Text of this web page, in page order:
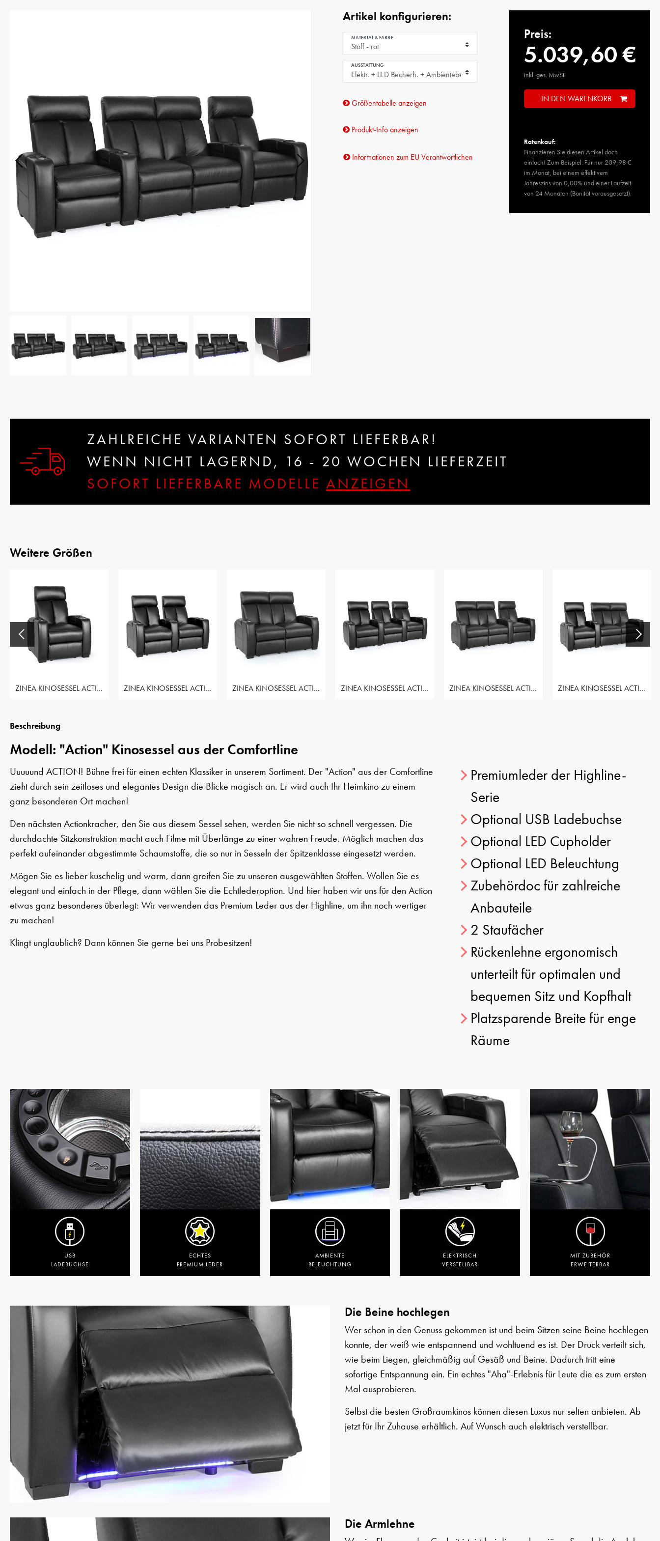
Artikel konfigurieren:
MATERIAL & FARBE
AUSSTATTUNG
Größentabelle anzeigen
Produkt-Info anzeigen
Informationen zum EU Verantwortlichen
Preis:
5.039,60 €
inkl. ges. MwSt.
IN DEN WARENKORB
Ratenkauf:
Finanzieren Sie diesen Artikel doch
einfach! Zum Beispiel: Für nur 209,98 €
im Monat, bei einem effektivem
Jahreszins von 0,00% und einer Laufzeit
von 24 Monaten (Bonität vorausgesetzt).
ZAHLREICHE VARIANTEN SOFORT LIEFERBAR!
WENN NICHT LAGERND, 16 - 20 WOCHEN LIEFERZEIT
SOFORT LIEFERBARE MODELLEANZEIGEN
Weitere Größen
ZINEA KINOSESSEL ACTION - 1 SITZER ZINEA KINOSESSEL ACTION - 2 SITZER ZINEA KINOSESSEL ACTION - 2 SITZER LOVESEAT ZINEA KINOSESSEL ACTION - 3 SITZER ZINEA KINOSESSEL ACTION - 3 SITZER LOVESEAT LINKS ZINEA KINOSESSEL ACTION - 3 SITZER LOVESEAT RECHTS
Beschreibung
Modell: "Action" Kinosessel aus der Comfortline
Uuuuund ACTION! Bühne frei für einen echten Klassiker in unserem Sortiment. Der "Action" aus der Comfortline
zieht durch sein zeitloses und elegantes Design die Blicke magisch an. Er wird auch Ihr Heimkino zu einem
ganz besonderen Ort machen!
Den nächsten Actionkracher, den Sie aus diesem Sessel sehen, werden Sie nicht so schnell vergessen. Die
durchdachte Sitzkonstruktion macht auch Filme mit Überlänge zu einer wahren Freude. Möglich machen das
perfekt aufeinander abgestimmte Schaumstoffe, die so nur in Sesseln der Spitzenklasse eingesetzt werden.
Mögen Sie es lieber kuschelig und warm, dann greifen Sie zu unseren ausgewählten Stoffen. Wollen Sie es
elegant und einfach in der Pflege, dann wählen Sie die Echtlederoption. Und hier haben wir uns für den Action
etwas ganz besonderes überlegt: Wir verwenden das Premium Leder aus der Highline, um ihn noch wertiger
zu machen!
Klingt unglaublich? Dann können Sie gerne bei uns Probesitzen!
Premiumleder der Highline-
Serie
Optional USB Ladebuchse
Optional LED Cupholder
Optional LED Beleuchtung
Zubehördoc für zahlreiche
Anbauteile
2 Staufächer
Rückenlehne ergonomisch
unterteilt für optimalen und
bequemen Sitz und Kopfhalt
Platzsparende Breite für enge
Räume
USB
LADEBUCHSE
ECHTES
PREMIUM LEDER
AMBIENTE
BELEUCHTUNG
ELEKTRISCH
VERSTELLBAR
MIT ZUBEHÖR
ERWEITERBAR
Die Beine hochlegen
Wer schon in den Genuss gekommen ist und beim Sitzen seine Beine hochlegen
konnte, der weiß wie entspannend und wohltuend es ist. Der Druck verteilt sich,
wie beim Liegen, gleichmäßig auf Gesäß und Beine. Dadurch tritt eine
sofortige Entspannung ein. Ein echtes "Aha"-Erlebnis für Leute die es zum ersten
Mal ausprobieren.
Selbst die besten Großraumkinos können diesen Luxus nur selten anbieten. Ab
jetzt für Ihr Zuhause erhältlich. Auf Wunsch auch elektrisch verstellbar.
Die Armlehne